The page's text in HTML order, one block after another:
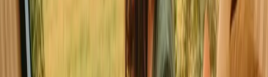
Hytter i Agder
Hytter i Innlandet
Hytter i Nord-Norge
Hytter i Østlandet
Utforsk hytter i andre land
Hytter i Danmark Hytter i Nederland
Hytter i Portugal